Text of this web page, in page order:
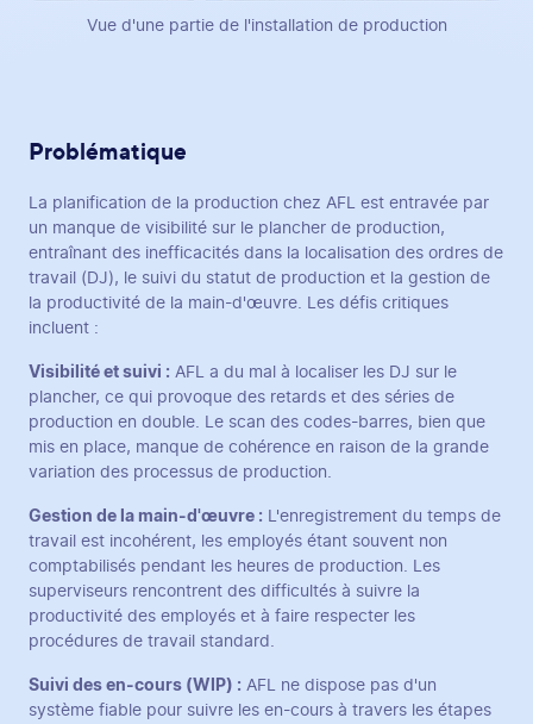
Vue d'une partie de l'installation de production
Problématique
La planification de la production chez AFL est entravée par
un manque de visibilité sur le plancher de production,
entraînant des inefficacités dans la localisation des ordres de
travail (DJ), le suivi du statut de production et la gestion de
la productivité de la main-d'œuvre. Les défis critiques
incluent :
Visibilité et suivi : AFL a du mal à localiser les DJ sur le
plancher, ce qui provoque des retards et des séries de
production en double. Le scan des codes-barres, bien que
mis en place, manque de cohérence en raison de la grande
variation des processus de production.
Gestion de la main-d'œuvre : L'enregistrement du temps de
travail est incohérent, les employés étant souvent non
comptabilisés pendant les heures de production. Les
superviseurs rencontrent des difficultés à suivre la
productivité des employés et à faire respecter les
procédures de travail standard.
Suivi des en-cours (WIP) : AFL ne dispose pas d'un
système fiable pour suivre les en-cours à travers les étapes